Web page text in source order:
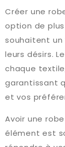
Créer une
option de
souhaitent
leurs désirs.
chaque
garantissant
et vos
Avoir une
élément est